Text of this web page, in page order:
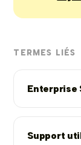
TERMES LIÉS
Enterprise
Support